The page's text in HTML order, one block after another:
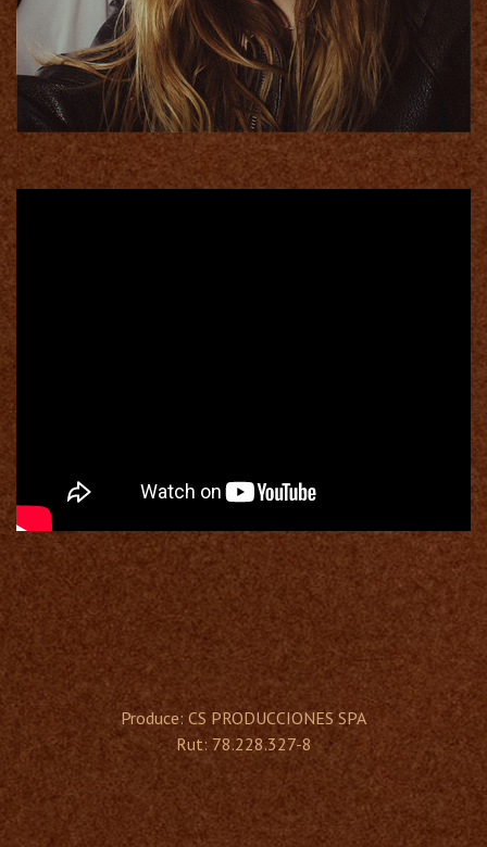
Produce: CS PRODUCCIONES SPA
Rut: 78.228.327-8